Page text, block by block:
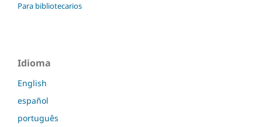
Para bibliotecarios
Idioma
English
español
português